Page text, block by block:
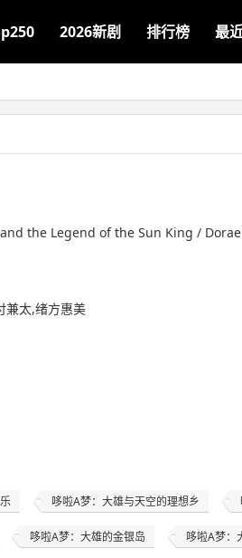
2026新剧 排行榜 最
the Legend of the Sun King /
兼太,绪方惠美
哆啦A梦：大雄与天空的理想乡
哆啦A梦：大雄的金银岛 哆啦A梦：